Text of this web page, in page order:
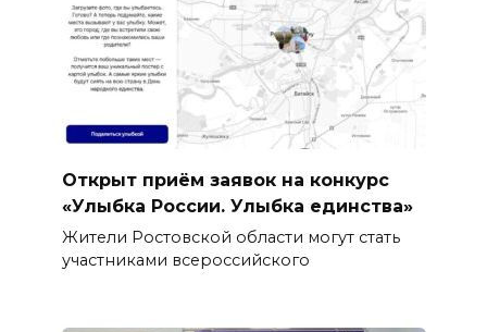
Открыт приём заявок на конкурс
«Улыбка России. Улыбка единства»
Жители Ростовской области могут стать
участниками всероссийского